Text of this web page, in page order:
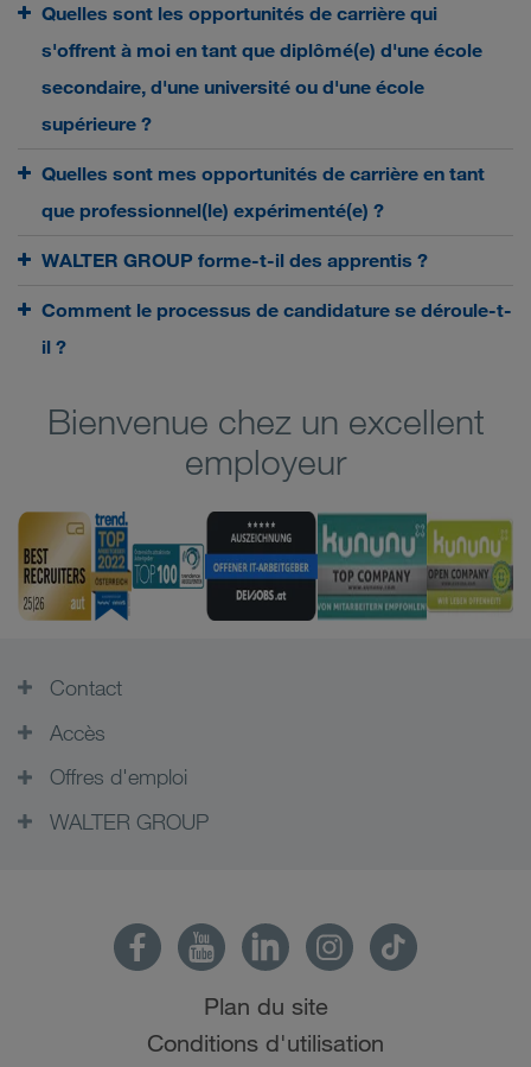
Quelles sont les opportunités de carrière qui
s'offrent à moi en tant que diplômé(e) d'une école
secondaire, d'une université ou d'une école
supérieure ?
Quelles sont mes opportunités de carrière en tant
que professionnel(le) expérimenté(e) ?
WALTER GROUP forme-t-il des apprentis ?
Comment le processus de candidature se déroule-t-
il ?
Bienvenue chez un excellent
employeur
Contact
Accès
Offres d'emploi
WALTER GROUP
Plan du site
Conditions d'utilisation